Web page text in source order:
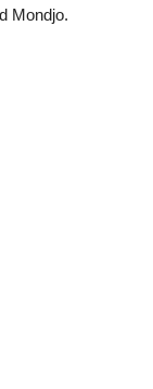
Mondjo.